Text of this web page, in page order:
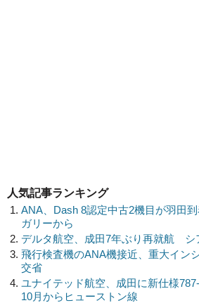
人気記事ランキング
ANA、Dash 8認定中古2機目が羽田
ガリーから
デルタ航空、成田7年ぶり再就航 シ
飛行検査機のANA機接近、重大イン
交省
ユナイテッド航空、成田に新仕様
10月からヒューストン線